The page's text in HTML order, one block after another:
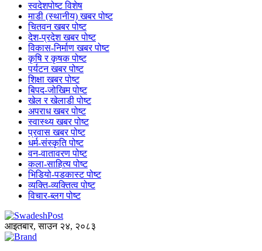
स्वदेशपोष्ट विशेष
माडी (स्थानीय) खबर पोष्ट
चितवन खबर पोष्ट
देश-प्रदेश खबर पोष्ट
विकास-निर्माण खबर पोष्ट
कृषि र कृषक पोष्ट
पर्यटन खबर पोष्ट
शिक्षा खबर पोष्ट
बिपद-जोखिम पोष्ट
खेल र खेलाडी पोष्ट
अपराध खबर पोष्ट
स्वास्थ्य खबर पोष्ट
प्रवास खबर पोष्ट
धर्म-संस्कृति पोष्ट
वन-वातावरण पोष्ट
कला-साहित्य पोष्ट
भिडियो-पडकास्ट पोष्ट
व्यक्ति-व्यक्तित्व पोष्ट
विचार-ब्लग पोष्ट
आइतबार, साउन २४, २०८३